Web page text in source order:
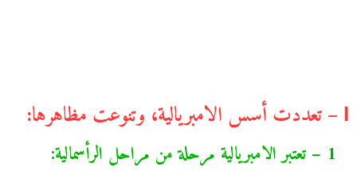
І – تعددت أسس الامبريالية، وتنوعت مظاهرها:
1 – تعتبر الامبريالية مرحلة من مراحل الرأسمالية: